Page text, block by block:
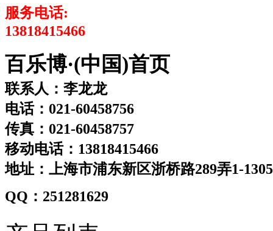
服务电话:
13818415466
百乐博·(中国)首页
联系人：李龙龙
电话：021-60458756
传真：021-60458757
移动电话：13818415466
地址：上海市浦东新区浙桥路289弄1-
QQ：251281629